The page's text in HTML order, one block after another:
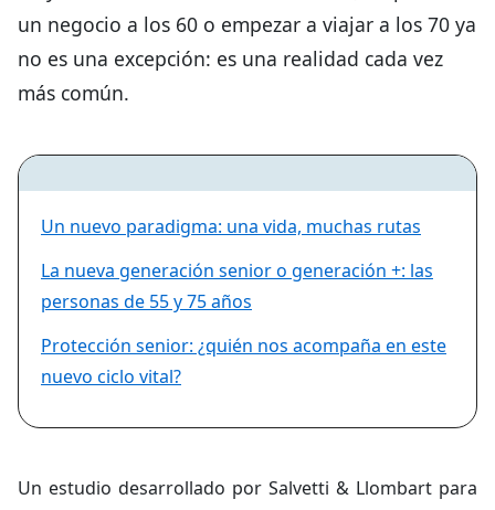
un negocio a los 60 o empezar a viajar a los 70 ya
no es una excepción: es una realidad cada vez
más común.
Un nuevo paradigma: una vida, muchas rutas
La nueva generación senior o generación +: las
personas de 55 y 75 años
Protección senior: ¿quién nos acompaña en este
nuevo ciclo vital?
Un estudio desarrollado por Salvetti & Llombart para